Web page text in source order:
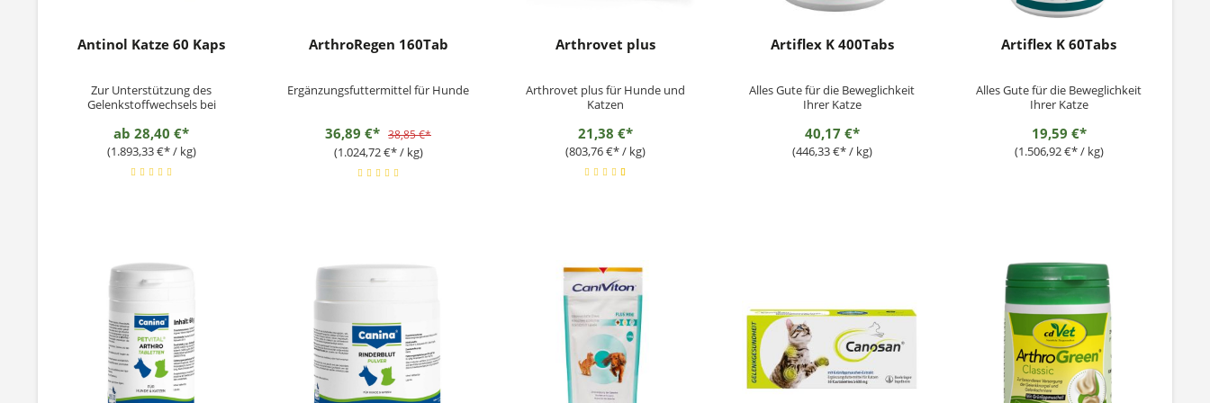
Antinol Katze 60 Kaps
Zur Unterstützung des
Gelenkstoffwechsels bei
ab 28,40 €*
(1.893,33 €* / kg)
ArthroRegen 160Tab
Ergänzungsfuttermittel für Hunde
36,89 €* 38,85 €*
(1.024,72 €* / kg)
Arthrovet plus
Arthrovet plus für Hunde und
Katzen
21,38 €*
(803,76 €* / kg)
Artiflex K 400Tabs
Alles Gute für die Beweglichkeit
Ihrer Katze
40,17 €*
(446,33 €* / kg)
Artiflex K 60Tabs
Alles Gute für die Beweglichkeit
Ihrer Katze
19,59 €*
(1.506,92 €* / kg)